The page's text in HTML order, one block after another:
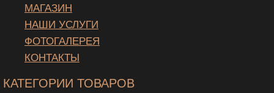
МАГАЗИН
НАШИ УСЛУГИ
ФОТОГАЛЕРЕЯ
КОНТАКТЫ
КАТЕГОРИИ ТОВАРОВ